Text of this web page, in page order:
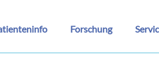
Forschung